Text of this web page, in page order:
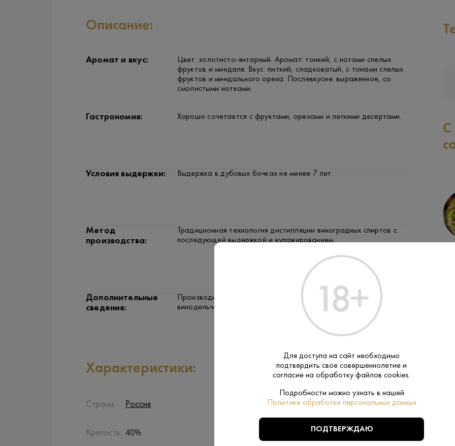
Описание:
Аромат и вкус:
Цвет: золотисто-янтарный. Аромат: тонкий, с нотами спелых
фруктов и миндаля. Вкус: питкий, сладковатый, с тонами спелых
фруктов и миндального ореха. Послевкусие: выраженное, со
смолистыми нотками.
Гастрономия: Хорошо сочетается с фруктами, орехами и легкими десертами.
Условия выдержки: Выдержка в дубовых бочках не менее 7 лет.
Метод
производства:
Традиционная технология дистилляции виноградных спиртов с
последующей выдержкой и купажированием.
Дополнительные
сведения:
Производится в Южной Осетии, отражая местные
винодельческие традиции.
С
Характеристики:
Страна: Россия Производитель:Винодельня
Крепость: 40% Объем:
Для доступа на сайт необходимо
подтвердить свое совершеннолетие и
согласие на обработку файлов cookies.
Подробности можно узнать в нашей
Политике обработки персональных данных
ПОДТВЕРЖДАЮ